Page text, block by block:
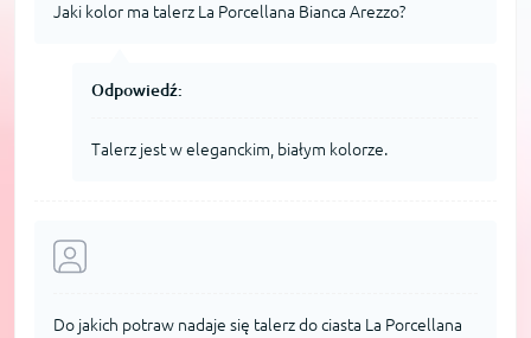
Jaki kolor ma talerz La Porcellana Bianca Arezzo?
Odpowiedź:
Talerz jest w eleganckim, białym kolorze.
Do jakich potraw nadaje się talerz do ciasta La Porcellana